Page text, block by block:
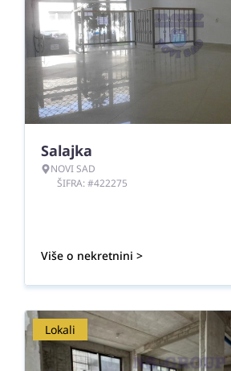
Salajka
NOVI SAD
ŠIFRA: #422275
Više o nekretnini >
Lokali